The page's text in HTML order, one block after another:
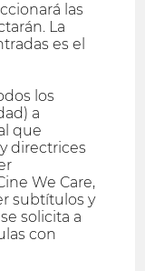
las
La
es el
los
a
que
directrices
We Care,
subtítulos y
solicita a
con